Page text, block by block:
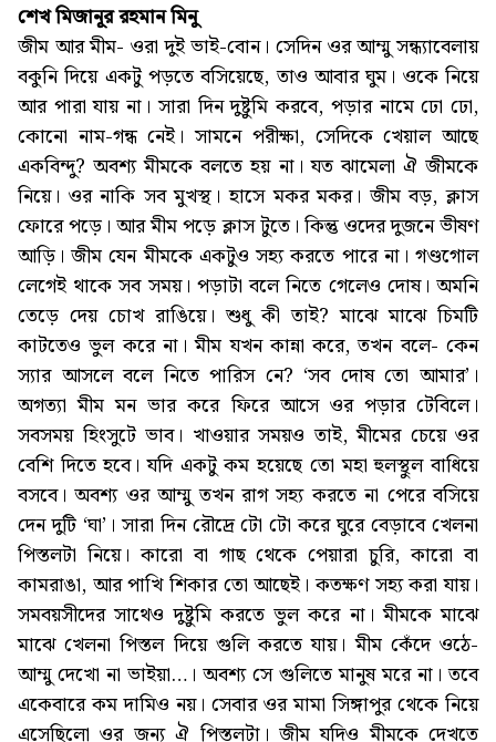
শেখ মিজানূূর রহমান মিনু
জীম আর মীম- ওরা দুই ভাই-বোন। সেদিন ওর আম্মু সন্ধ্যাবেলায়
বকুনি দিয়ে একটু পড়তে বসিয়েছে, তাও আবার ঘুম। ওকে নিয়ে
আর পারা যায় না। সারা দিন দুষ্টুমি করবে, পড়ার নামে ঢো ঢো,
কোনো নাম-গন্ধ নেই। সামনে পরীক্ষা, সেদিকে খেয়াল আছে
একবিন্দু? অবশ্য মীমকে বলতে হয় না। যত ঝামেলা ঐ জীমকে
নিয়ে। ওর নাকি সব মুখস্থ। হাসে মকর মকর। জীম বড়, ক্লাস
ফোরে পড়ে। আর মীম পড়ে ক্লাস টুতে। কিন্তু ওদের দুজনে ভীষণ
আড়ি। জীম যেন মীমকে একটুও সহ্য করতে পারে না। গণ্ডগোল
লেগেই থাকে সব সময়। পড়াটা বলে নিতে গেলেও দোষ। অমনি
তেড়ে দেয় চোখ রাঙিয়ে। শুধু কী তাই? মাঝে মাঝে চিমটি
কাটতেও ভুল করে না। মীম যখন কান্না করে, তখন বলে- কেন
স্যার আসলে বলে নিতে পারিস নে? ‘সব দোষ তো আমার’।
অগত্যা মীম মন ভার করে ফিরে আসে ওর পড়ার টেবিলে।
সবসময় হিংসুটে ভাব। খাওয়ার সময়ও তাই, মীমের চেয়ে ওর
বেশি দিতে হবে। যদি একটু কম হয়েছে তো মহা হুলস্থুল বাধিয়ে
বসবে। অবশ্য ওর আম্মু তখন রাগ সহ্য করতে না পেরে বসিয়ে
দেন দুটি ‘ঘা’। সারা দিন রৌদ্রে টো টো করে ঘুরে বেড়াবে খেলনা
পিস্তলটা নিয়ে। কারো‌‍‌‌ বা গাছ থেকে পেয়ারা চুরি, কারো বা
কামরাঙা, আর পাখি শিকার তো আছেই। কতক্ষণ সহ্য করা যায়।
সমবয়সীদের সাথেও দুষ্টুমি করতে ভুল করে না। মীমকে মাঝে
মাঝে খেলনা পিস্তল দিয়ে গুলি করতে যায়। মীম কেঁদে ওঠে-
আম্মু দেখো না ভাইয়া…। অবশ্য সে গুলিতে মানুষ মরে না। তবে
একেবারে কম দামিও নয়। সেবার ওর মামা সিঙ্গাপুর থেকে নিয়ে
এসেছিলো ওর জন্য ঐ পিস্তলটা। জীম যদিও মীমকে দেখতে